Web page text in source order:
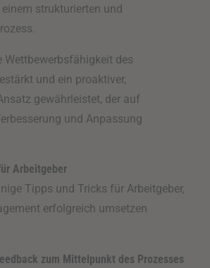
strukturierten und
Wettbewerbsfähigkeit des
und ein proaktiver,
gewährleistet, der auf
und Anpassung
Arbeitgeber
Tipps und Tricks für Arbeitgeber,
erfolgreich umsetzen
zum Mittelpunkt des Prozesses